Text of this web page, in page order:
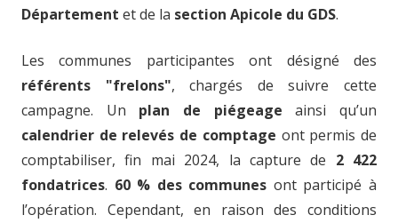
Département et de la section Apicole du GDS.
Les communes participantes ont désigné des
référents "frelons", chargés de suivre cette
campagne. Un plan de piégeage ainsi qu’un
calendrier de relevés de comptage ont permis de
comptabiliser, fin mai 2024, la capture de 2 422
fondatrices. 60 % des communes ont participé à
l’opération. Cependant, en raison des conditions